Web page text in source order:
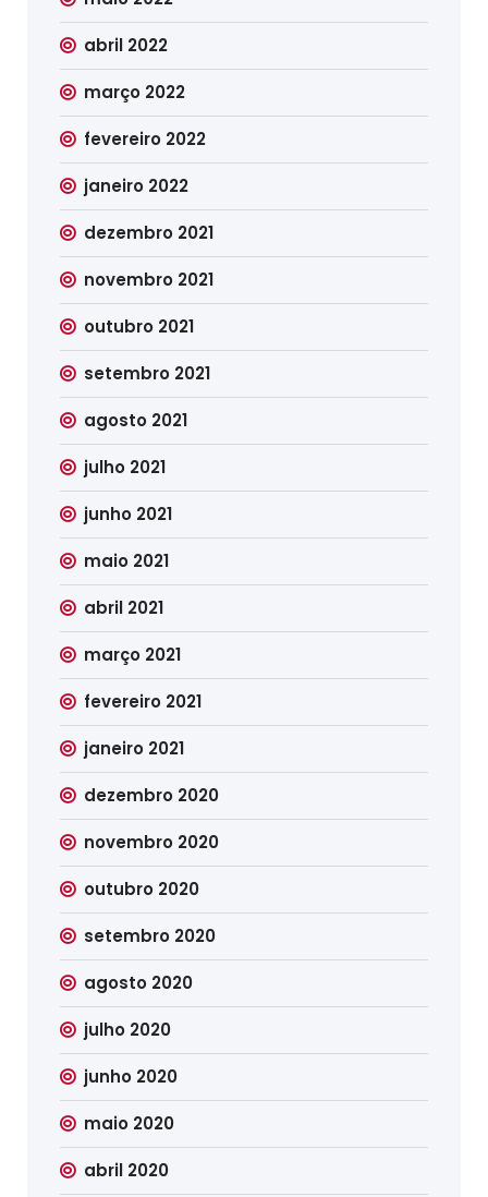
abril 2022
março 2022
fevereiro 2022
janeiro 2022
dezembro 2021
novembro 2021
outubro 2021
setembro 2021
agosto 2021
julho 2021
junho 2021
maio 2021
abril 2021
março 2021
fevereiro 2021
janeiro 2021
dezembro 2020
novembro 2020
outubro 2020
setembro 2020
agosto 2020
julho 2020
junho 2020
maio 2020
abril 2020